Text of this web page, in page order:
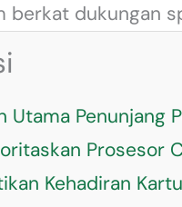
berkat dukungan
Utama Penunjang
Prosesor
Kehadiran